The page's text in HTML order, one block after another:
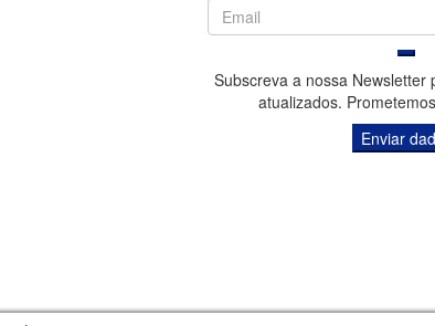
Subscreva a nossa Newsletter
atualizados.